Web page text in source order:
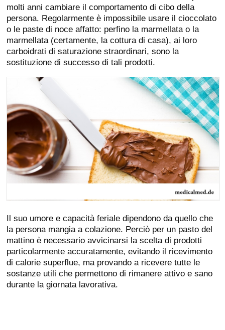
molti anni cambiare il comportamento di cibo della
persona. Regolarmente è impossibile usare il cioccolato
o le paste di noce affatto: perfino la marmellata o la
marmellata (certamente, la cottura di casa), ai loro
carboidrati di saturazione straordinari, sono la
sostituzione di successo di tali prodotti.
Il suo umore e capacità feriale dipendono da quello che
la persona mangia a colazione. Perciò per un pasto del
mattino è necessario avvicinarsi la scelta di prodotti
particolarmente accuratamente, evitando il ricevimento
di calorie superflue, ma provando a ricevere tutte le
sostanze utili che permettono di rimanere attivo e sano
durante la giornata lavorativa.